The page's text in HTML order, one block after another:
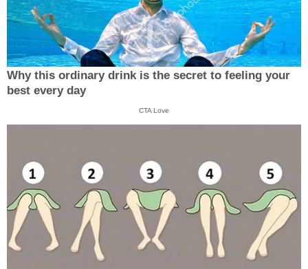
Why this ordinary drink is the secret to feeling your
best every day
CTA Love